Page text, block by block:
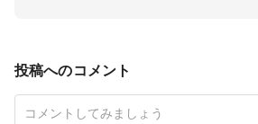
投稿へのコメント